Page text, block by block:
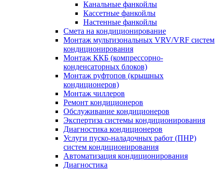
Канальные фанкойлы
Кассетные фанкойлы
Настенные фанкойлы
Смета на кондиционирование
Монтаж мультизональных VRV/VRF систем
кондиционирования
Монтаж ККБ (компрессорно-
конденсаторных блоков)
Монтаж руфтопов (крышных
кондиционеров)
Монтаж чиллеров
Ремонт кондиционеров
Обслуживание кондиционеров
Экспертиза системы кондиционирования
Диагностика кондиционеров
Услуги пуско-наладочных работ (ПНР)
систем кондиционирования
Автоматизация кондиционирования
Диагностика